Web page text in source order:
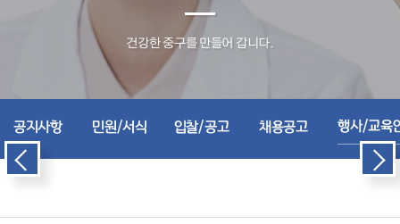
건강한 중구를 만들어 갑니다.
공지사항 민원/서식 입찰/공고 채용공고 행사/교육